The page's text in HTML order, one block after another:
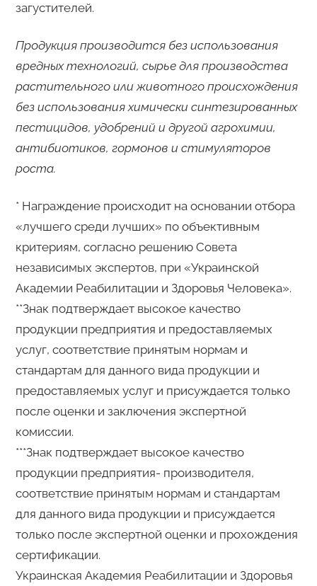
загустителей.
Продукция производится без использования
вредных технологий, сырье для производства
растительного или животного происхождения
без использования химически синтезированных
пестицидов, удобрений и другой агрохимии,
антибиотиков, гормонов и стимуляторов
роста.
* Награждение происходит на основании отбора
«лучшего среди лучших» по объективным
критериям, согласно решению Совета
независимых экспертов, при «Украинской
Академии Реабилитации и Здоровья Человека».
**Знак подтверждает высокое качество
продукции предприятия и предоставляемых
услуг, соответствие принятым нормам и
стандартам для данного вида продукции и
предоставляемых услуг и присуждается только
после оценки и заключения экспертной
комиссии.
***Знак подтверждает высокое качество
продукции предприятия- производителя,
соответствие принятым нормам и стандартам
для данного вида продукции и присуждается
только после экспертной оценки и прохождения
сертификации.
Украинская Академия Реабилитации и Здоровья